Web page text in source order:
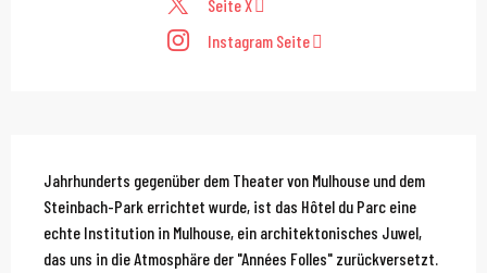
Seite X
Instagram Seite
Beschreibung
Jahrhunderts gegenüber dem Theater von Mulhouse und dem
Steinbach-Park errichtet wurde, ist das Hôtel du Parc eine
echte Institution in Mulhouse, ein architektonisches Juwel,
das uns in die Atmosphäre der "Années Folles" zurückversetzt.